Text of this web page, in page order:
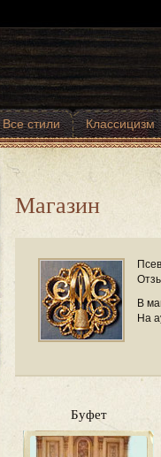
Все стили
Классицизм
Магазин
В
На
Буфет